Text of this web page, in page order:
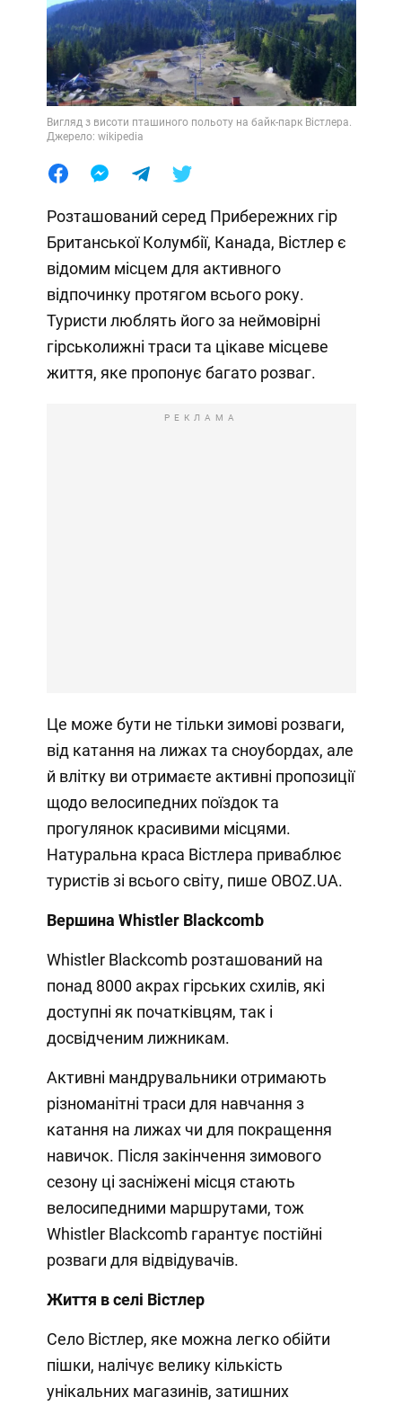
Вигляд з висоти пташиного польоту на байк-парк Вістлера.
Джерело: wikipedia
Розташований серед Прибережних гір
Британської Колумбії, Канада, Вістлер є
відомим місцем для активного
відпочинку протягом всього року.
Туристи люблять його за неймовірні
гірськолижні траси та цікаве місцеве
життя, яке пропонує багато розваг.
РЕКЛАМА
Це може бути не тільки зимові розваги,
від катання на лижах та сноубордах, але
й влітку ви отримаєте активні пропозиції
щодо велосипедних поїздок та
прогулянок красивими місцями.
Натуральна краса Вістлера приваблює
туристів зі всього світу, пише OBOZ.UA.
Вершина Whistler Blackcomb
Whistler Blackcomb розташований на
понад 8000 акрах гірських схилів, які
доступні як початківцям, так і
досвідченим лижникам.
Активні мандрувальники отримають
різноманітні траси для навчання з
катання на лижах чи для покращення
навичок. Після закінчення зимового
сезону ці засніжені місця стають
велосипедними маршрутами, тож
Whistler Blackcomb гарантує постійні
розваги для відвідувачів.
Життя в селі Вістлер
Село Вістлер, яке можна легко обійти
пішки, налічує велику кількість
унікальних магазинів, затишних